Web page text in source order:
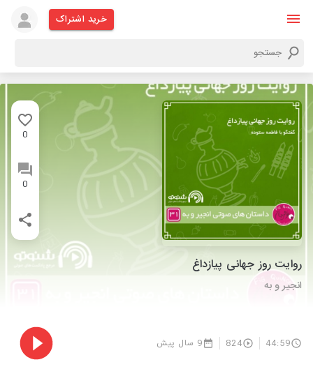
خرید اشتراک
0
0
روایت روز جهانی پیازداغ
انجیر و به
44:59
824 9 سال پیش